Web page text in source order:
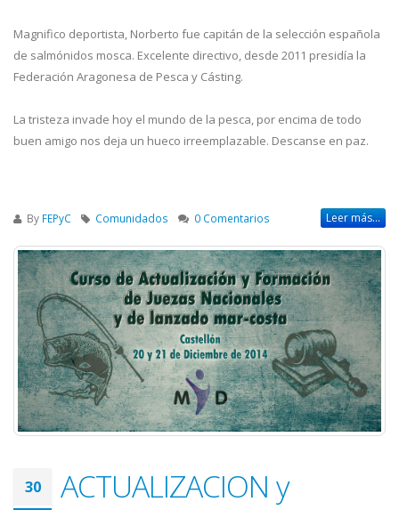
Magnifico deportista, Norberto fue capitán de la selección española
de salmónidos mosca. Excelente directivo, desde 2011 presidía la
Federación Aragonesa de Pesca y Cásting.
La tristeza invade hoy el mundo de la pesca, por encima de todo
buen amigo nos deja un hueco irreemplazable. Descanse en paz.
By FEPyC Comunidados 0 Comentarios Leer más...
30
ACTUALIZACION y